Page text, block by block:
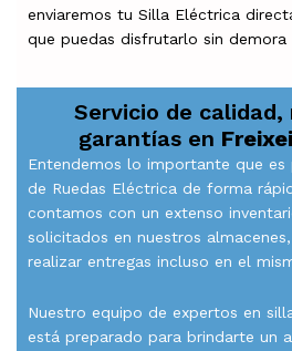
enviaremos tu Silla Eléctrica
que puedas disfrutarlo sin demora
Servicio de calidad,
garantías en
Entendemos lo importante que
de Ruedas Eléctrica de forma
contamos con un extenso
solicitados en nuestros
realizar entregas incluso en el
Nuestro equipo de expertos en
está preparado para brindarte un